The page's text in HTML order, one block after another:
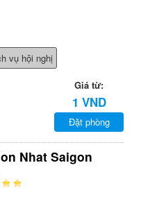
vụ hội nghị
Giá từ:
1 VND
Đặt phòng
Nhat Saigon